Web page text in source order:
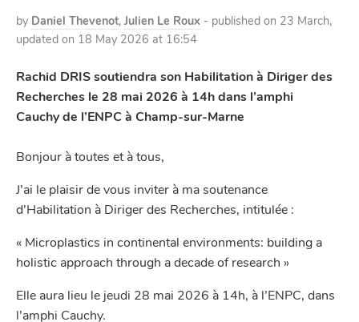
by Daniel Thevenot, Julien Le Roux - published on 23 March,
updated on 18 May 2026 at 16:54
Rachid DRIS soutiendra son Habilitation à Diriger des
Recherches le 28 mai 2026 à 14h dans l’amphi
Cauchy de l’ENPC à Champ-sur-Marne
Bonjour à toutes et à tous,
J’ai le plaisir de vous inviter à ma soutenance
d’Habilitation à Diriger des Recherches, intitulée :
« Microplastics in continental environments: building a
holistic approach through a decade of research »
Elle aura lieu le jeudi 28 mai 2026 à 14h, à l’ENPC, dans
l’amphi Cauchy.